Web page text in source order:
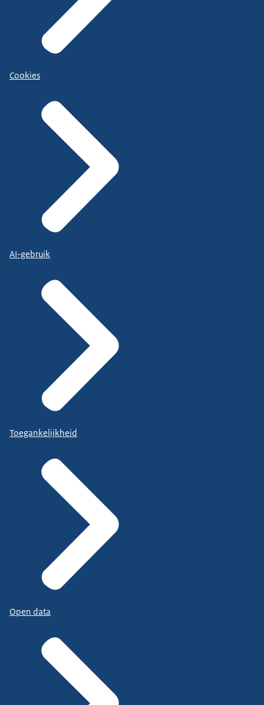
Cookies
AI-gebruik
Toegankelijkheid
Open data